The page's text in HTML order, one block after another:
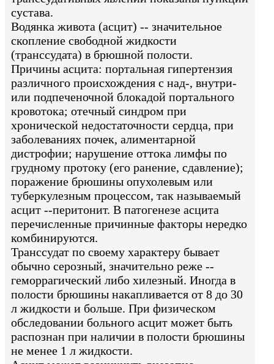
сустава.
Водянка живота (асцит) -- значительное
скопление свободной жидкости
(транссудата) в брюшной полости.
Причины асцита: портальная гипертензия
различного происхождения с над-, внутри-
или подпеченочной блокадой портального
кровотока; отечный синдром при
хронической недостаточности сердца, при
заболеваниях почек, алиментарной
дистрофии; нарушение оттока лимфы по
грудному протоку (его ранение, сдавление);
поражение брюшины опухолевым или
туберкулезным процессом, так называемый
асцит --перитонит. В патогенезе асцита
перечисленные причинные факторы нередко
комбинируются.
Транссудат по своему характеру бывает
обычно серозный, значительно реже --
геморрагический либо хилезный. Иногда в
полости брюшины накапливается от 8 до 30
л жидкости и больше. При физическом
обследовании больного асцит может быть
распознан при наличии в полости брюшины
не менее 1 л жидкости.